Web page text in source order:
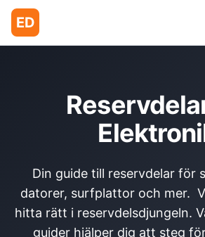
ED
Din guide till reservdelar för
datorer, surfplattor och mer.
hitta rätt i reservdelsdjungeln.
guider hjälper dig att steg